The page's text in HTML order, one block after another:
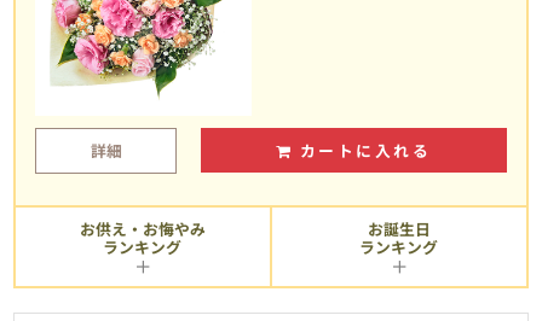
詳細 カートに入れる
お供え・お悔やみ
ランキング
お誕生日
ランキング